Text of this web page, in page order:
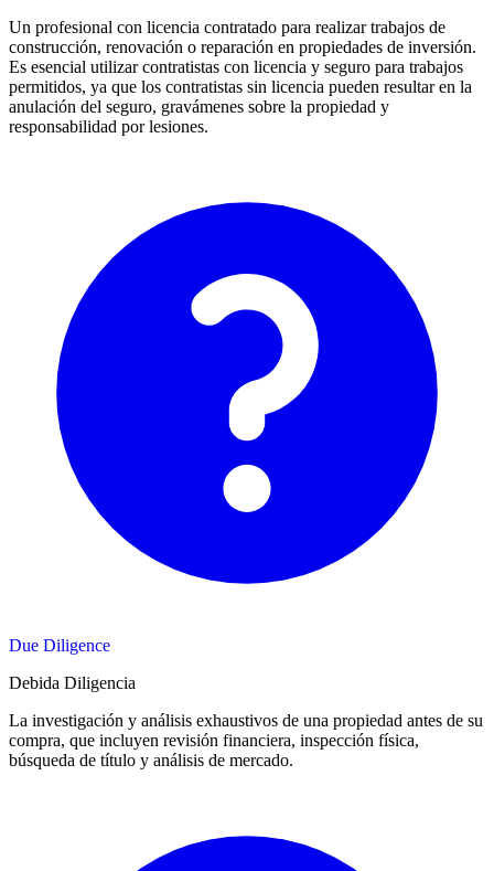
Un profesional con licencia contratado para realizar trabajos de
construcción, renovación o reparación en propiedades de inversión.
Es esencial utilizar contratistas con licencia y seguro para trabajos
permitidos, ya que los contratistas sin licencia pueden resultar en la
anulación del seguro, gravámenes sobre la propiedad y
responsabilidad por lesiones.
Due Diligence
Debida Diligencia
La investigación y análisis exhaustivos de una propiedad antes de su
compra, que incluyen revisión financiera, inspección física,
búsqueda de título y análisis de mercado.